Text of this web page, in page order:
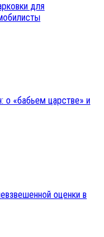
для
о «бабьем царстве» и
оценки в